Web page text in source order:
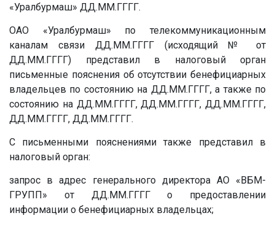
«Уралбурмаш» ДД.ММ.ГГГГ.
ОАО «Уралбурмаш» по телекоммуникационным
каналам связи ДД.ММ.ГГГГ(исходящий №
от
ДД.ММ.ГГГГ) представил в налоговый орган
письменные пояснения об отсутствии бенефициарных
владельцев по состоянию на ДД.ММ.ГГГГ, а также по
состоянию на ДД.ММ.ГГГГ, ДД.ММ.ГГГГ, ДД.ММ.ГГГГ,
ДД.ММ.ГГГГ, ДД.ММ.ГГГГ.
С письменными пояснениями также представил в
налоговый орган:
запрос в адрес генерального директора АО «ВБМ-
ГРУПП» от ДД.ММ.ГГГГо предоставлении
информации о бенефициарных владельцах;